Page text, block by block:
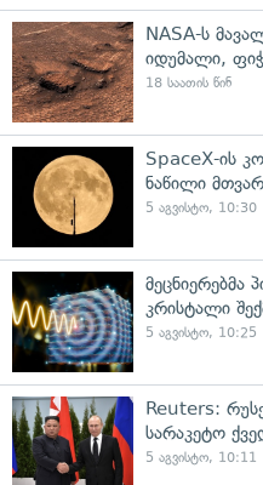
NASA-ს
იდუმალი,
18 საათის წინ
SpaceX-ის
ნაწილი
5 აგვისტო, 10:30
კრისტალი
5 აგვისტო, 10:25
Reuters:
სარაკეტო
5 აგვისტო, 10:11